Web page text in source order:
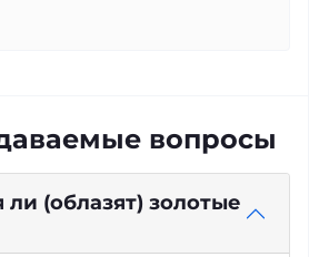
вопросы
(облазят) золотые